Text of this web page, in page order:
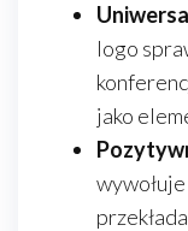
logo
jako